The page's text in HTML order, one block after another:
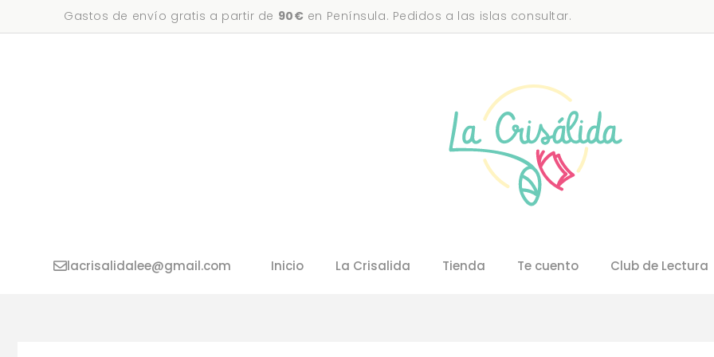
al
Gastos de envío gratis a partir de 90€ en Península. Pedidos a las islas consultar.
Inicio La Crisalida Tienda Te cuento Club de Lectura
lacrisalidalee@gmail.com